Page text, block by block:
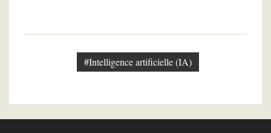
#Intelligence artificielle (IA)